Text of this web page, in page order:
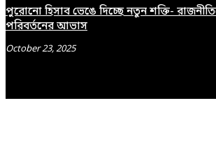
পুরোনো হিসাব ভেঙে দিচ্ছে নতুন শক্তি-
পরিবর্তনের আভাস
October 23, 2025